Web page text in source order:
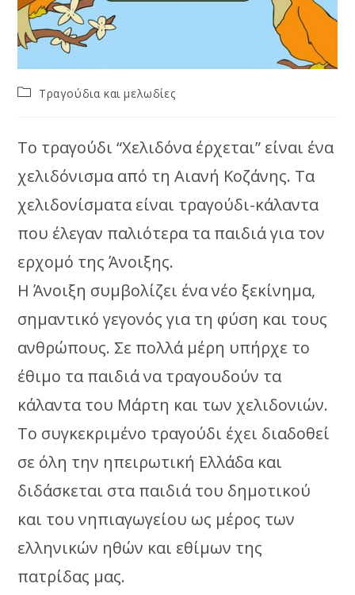
PostΤραγούδια και μελωδίες
Το τραγούδι “Χελιδόνα έρχεται” είναι ένα
χελιδόνισμα από τη Αιανή Κοζάνης. Τα
χελιδονίσματα είναι τραγούδι-κάλαντα
που έλεγαν παλιότερα τα παιδιά για τον
ερχομό της Άνοιξης.
Η Άνοιξη συμβολίζει ένα νέο ξεκίνημα,
σημαντικό γεγονός για τη φύση και τους
ανθρώπους. Σε πολλά μέρη υπήρχε το
έθιμο τα παιδιά να τραγουδούν τα
κάλαντα του Μάρτη και των χελιδονιών.
Το συγκεκριμένο τραγούδι έχει διαδοθεί
σε όλη την ηπειρωτική Ελλάδα και
διδάσκεται στα παιδιά του δημοτικού
και του νηπιαγωγείου ως μέρος των
ελληνικών ηθών και εθίμων της
πατρίδας μας.